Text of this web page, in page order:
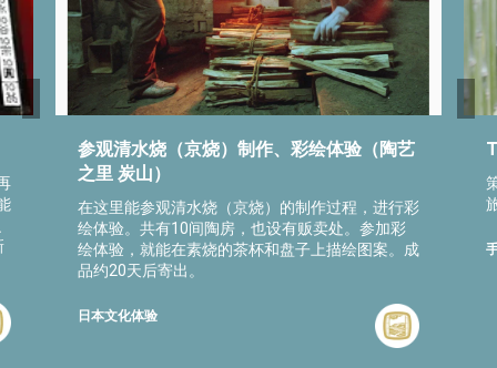
参观清水烧（京烧）制作、彩绘体验（陶艺
之里 炭山）
在这里能参观清水烧（京烧）的制作过程，进行彩
绘体验。共有10间陶房，也设有贩卖处。参加彩
绘体验，就能在素烧的茶杯和盘子上描绘图案。成
品约20天后寄出。
日本文化体验